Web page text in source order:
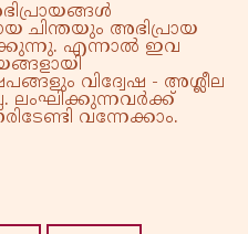
ചിന്തയും അഭിപ്രായ
എന്നാൽ ഇവ
വിദ്വേഷ - അശ്ലീല
ലംഘിക്കുന്നവർക്ക്
വന്നേക്കാം.